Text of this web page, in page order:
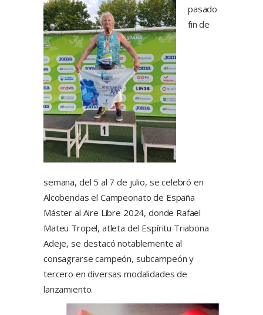
pasado
fin de
semana, del 5 al 7 de julio, se celebró en
Alcobendas el Campeonato de España
Máster al Aire Libre 2024, donde Rafael
Mateu Tropel, atleta del Espíritu Triabona
Adeje, se destacó notablemente al
consagrarse campeón, subcampeón y
tercero en diversas modalidades de
lanzamiento.